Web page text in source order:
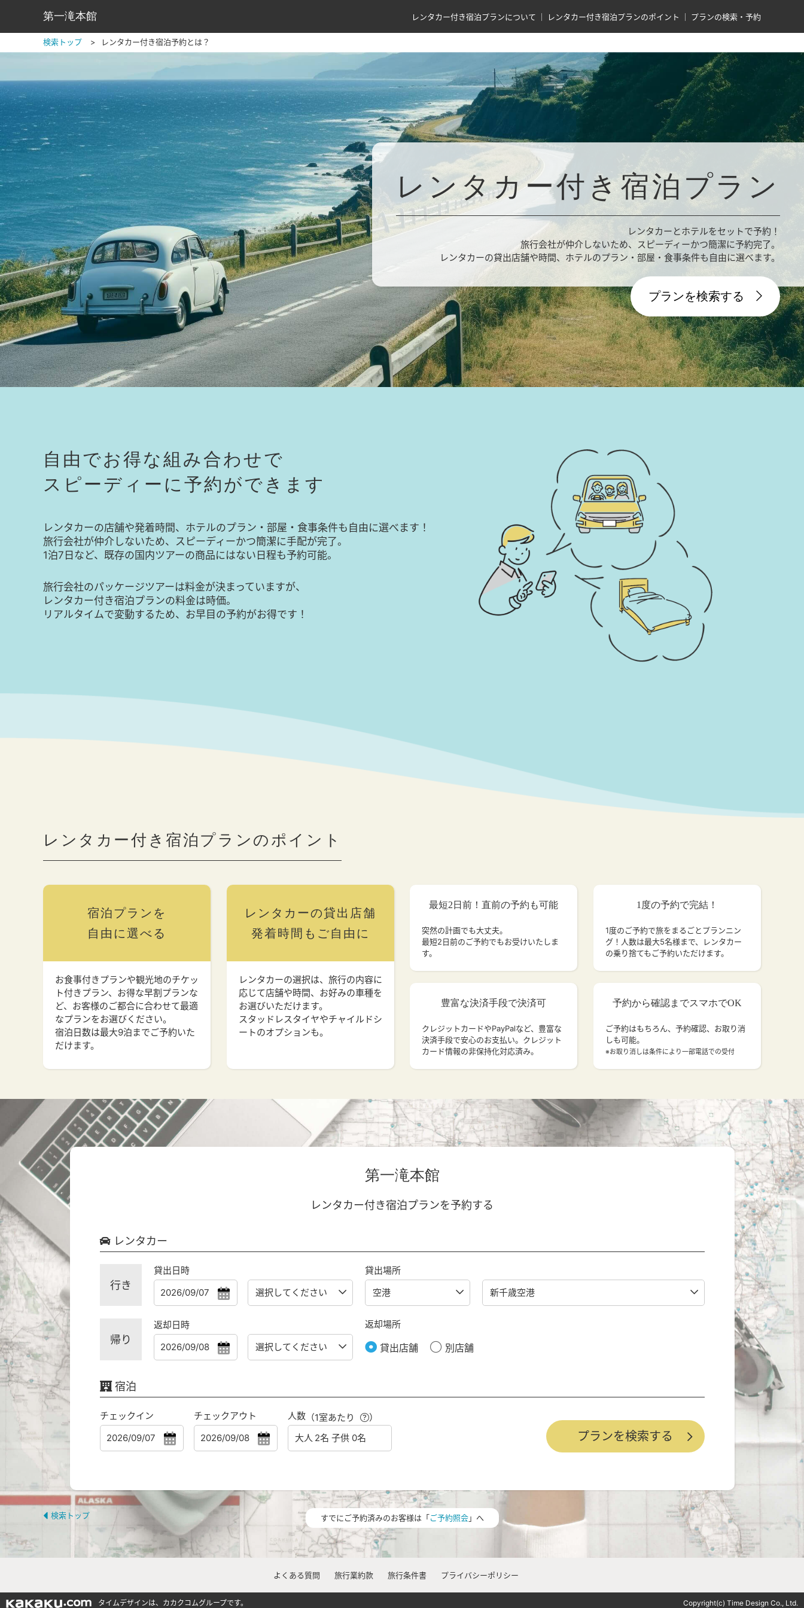
第一滝本館 レンタカー付き宿泊プランについて レンタカー付き宿泊プランのポイント プランの検索・予約
検索トップ レンタカー付き宿泊予約とは？
レンタカー付き宿泊プラン
レンタカーとホテルをセットで予約！
旅行会社が仲介しないため、スピーディーかつ簡潔に予約完了。
レンタカーの貸出店舗や時間、ホテルのプラン・部屋・食事条件も自由に選べます。
プランを検索する
自由でお得な組み合わせで
スピーディーに予約ができます
レンタカーの店舗や発着時間、ホテルのプラン・部屋・食事条件も自由に選べます！
旅行会社が仲介しないため、スピーディーかつ簡潔に手配が完了。
1泊7日など、既存の国内ツアーの商品にはない日程も予約可能。
旅行会社のパッケージツアーは料金が決まっていますが、
レンタカー付き宿泊プランの料金は時価。
リアルタイムで変動するため、お早目の予約がお得です！
レンタカー付き宿泊プランのポイント
宿泊プランを
自由に選べる
お食事付きプランや観光地のチケッ
ト付きプラン、お得な早割プランな
ど、お客様のご都合に合わせて最適
なプランをお選びください。
宿泊日数は最大9泊までご予約いた
だけます。
レンタカーの貸出店舗
発着時間もご自由に
レンタカーの選択は、旅行の内容に
応じて店舗や時間、お好みの車種を
お選びいただけます。
スタッドレスタイヤやチャイルドシ
ートのオプションも。
最短2日前！直前の予約も可能
突然の計画でも大丈夫。
最短2日前のご予約でもお受けいたしま
す。
豊富な決済手段で決済可
クレジットカードやPayPalなど、豊富な
決済手段で安心のお支払い。クレジット
カード情報の非保持化対応済み。
1度の予約で完結！
1度のご予約で旅をまるごとプランニン
グ！人数は最大5名様まで、レンタカー
の乗り捨てもご予約いただけます。
予約から確認までスマホでOK
ご予約はもちろん、予約確認、お取り消
しも可能。
※お取り消しは条件により一部電話での受付
第一滝本館
レンタカー付き宿泊プランを予約する
レンタカー
行き
貸出日時 貸出場所
帰り
返却日時 返却場所
貸出店舗 別店舗
宿泊
チェックイン チェックアウト 人数（1室あたり ）
検索トップ すでにご予約済みのお客様は「ご予約照会」へ
よくある質問 旅行業約款 旅行条件書 プライバシーポリシー
タイムデザインは、カカクコムグループです。 Copyright(c) Time Design Co., Ltd.